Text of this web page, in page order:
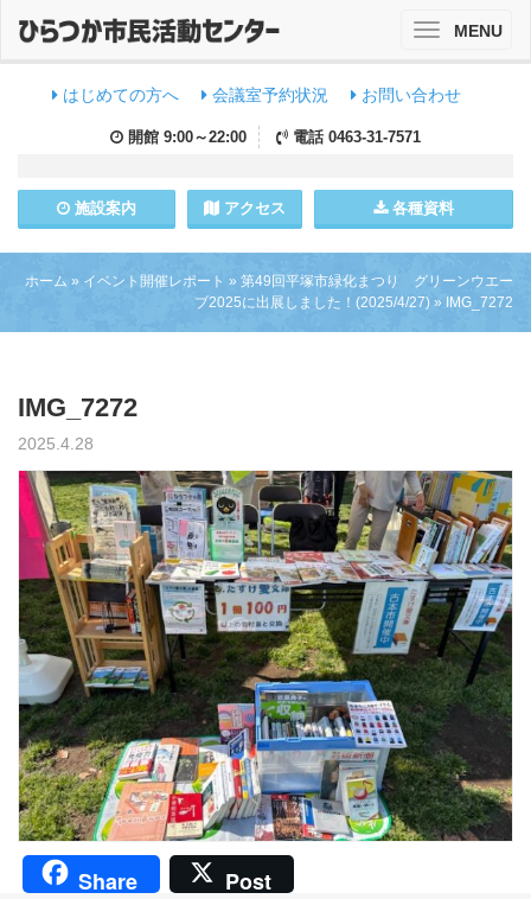
はじめての方へ 会議室予約状況 お問い合わせ
開館 9:00～22:00 電話 0463-31-7571
施設案内 アクセス 各種資料
ToggleMENU
ホーム » イベント開催レポート » 第49回平塚市緑化まつり グリーンウエー
ブ2025に出展しました！(2025/4/27) » IMG_7272
IMG_7272
2025.4.28
Share Post